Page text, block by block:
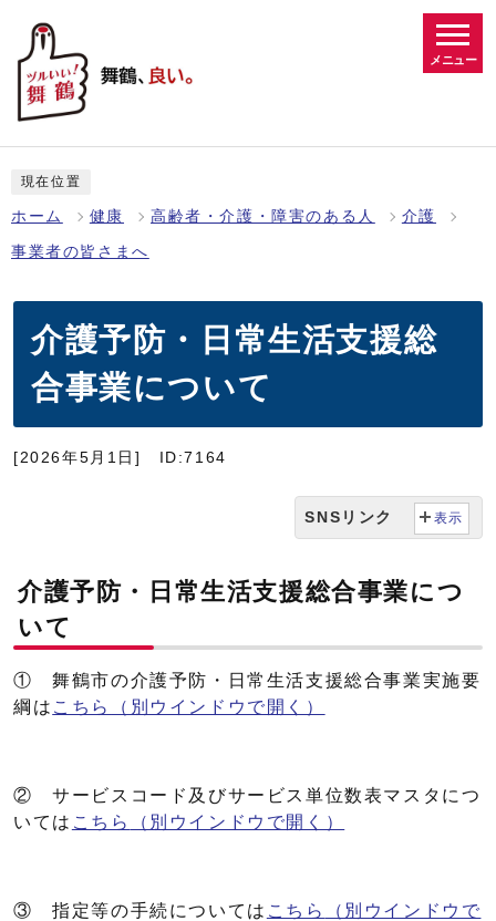
メニュー
現在位置
ホーム 健康 高齢者・介護・障害のある人 介護
事業者の皆さまへ
介護予防・日常生活支援総
合事業について
[2026年5月1日] ID:7164
SNSリンク 表示
介護予防・日常生活支援総合事業につ
いて
① 舞鶴市の介護予防・日常生活支援総合事業実施要
綱は こちら （別ウインドウで開く）
② サービスコード及びサービス単位数表マスタにつ
いては こちら （別ウインドウで開く）
③ 指定等の手続については こちら
（別ウインドウで